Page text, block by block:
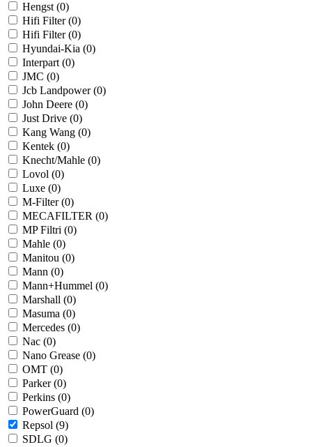
Hengst (0)
Hifi Filter (0)
Hifi Filter (0)
Hyundai-Kia (0)
Interpart (0)
JMC (0)
Jcb Landpower (0)
John Deere (0)
Just Drive (0)
Kang Wang (0)
Kentek (0)
Knecht/Mahle (0)
Lovol (0)
Luxe (0)
M-Filter (0)
MECAFILTER (0)
MP Filtri (0)
Mahle (0)
Manitou (0)
Mann (0)
Mann+Hummel (0)
Marshall (0)
Masuma (0)
Mercedes (0)
Nac (0)
Nano Grease (0)
OMT (0)
Parker (0)
Perkins (0)
PowerGuard (0)
Repsol (9)
SDLG (0)